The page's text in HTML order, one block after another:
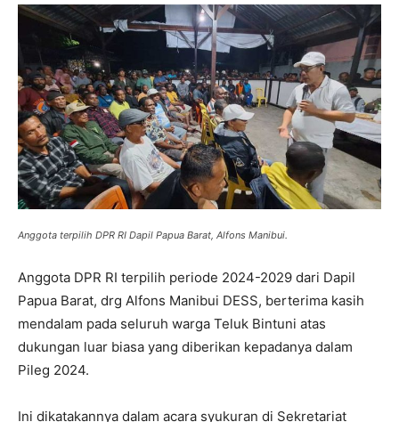
Anggota terpilih DPR RI Dapil Papua Barat, Alfons Manibui.
Anggota DPR RI terpilih periode 2024-2029 dari Dapil
Papua Barat, drg Alfons Manibui DESS, berterima kasih
mendalam pada seluruh warga Teluk Bintuni atas
dukungan luar biasa yang diberikan kepadanya dalam
Pileg 2024.
Ini dikatakannya dalam acara syukuran di Sekretariat